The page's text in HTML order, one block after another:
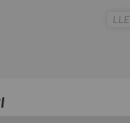
226ers
carboni, creatina, planta,